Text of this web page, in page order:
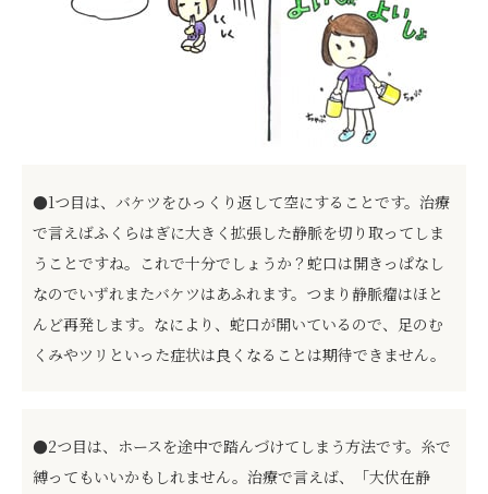
●1つ目は、バケツをひっくり返して空にすることです。治療
で言えばふくらはぎに大きく拡張した静脈を切り取ってしま
うことですね。これで十分でしょうか？蛇口は開きっぱなし
なのでいずれまたバケツはあふれます。つまり静脈瘤はほと
んど再発します。なにより、蛇口が開いているので、足のむ
くみやツリといった症状は良くなることは期待できません。
●2つ目は、ホースを途中で踏んづけてしまう方法です。糸で
縛ってもいいかもしれません。治療で言えば、「大伏在静